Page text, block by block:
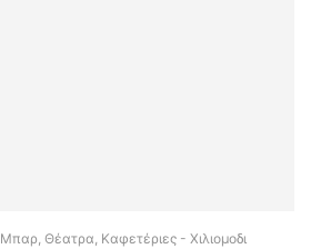
Μπαρ, Θέατρα, Καφετέριες - Χιλιομοδι